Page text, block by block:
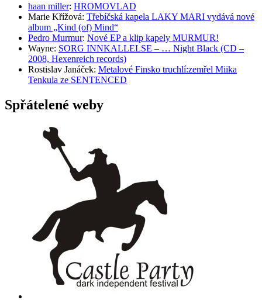
haan miller: HROMOVLAD
Marie Křížová: Třebíčská kapela LAKY MARI vydává nové
album „Kind (of) Mind“
Pedro Murmur: Nové EP a klip kapely MURMUR!
Wayne: SORG INNKALLELSE – … Night Black (CD –
2008, Hexenreich records)
Rostislav Janáček: Metalové Finsko truchlí:zemřel Miika
Tenkula ze SENTENCED
Spřátelené weby